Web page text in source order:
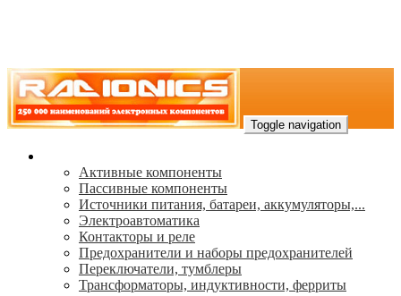
Toggle navigation
Активные компоненты
Пассивные компоненты
Источники питания, батареи, аккумуляторы,...
Электроавтоматика
Контакторы и реле
Предохранители и наборы предохранителей
Переключатели, тумблеры
Трансформаторы, индуктивности, ферриты